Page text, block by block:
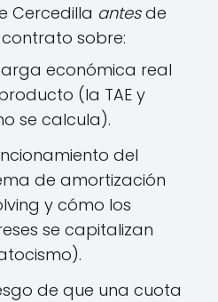
Cercedilla antesde
sobre:
económica real
(la TAE y
se calcula).
del
de amortización
y cómo los
se capitalizan
de que una cuota